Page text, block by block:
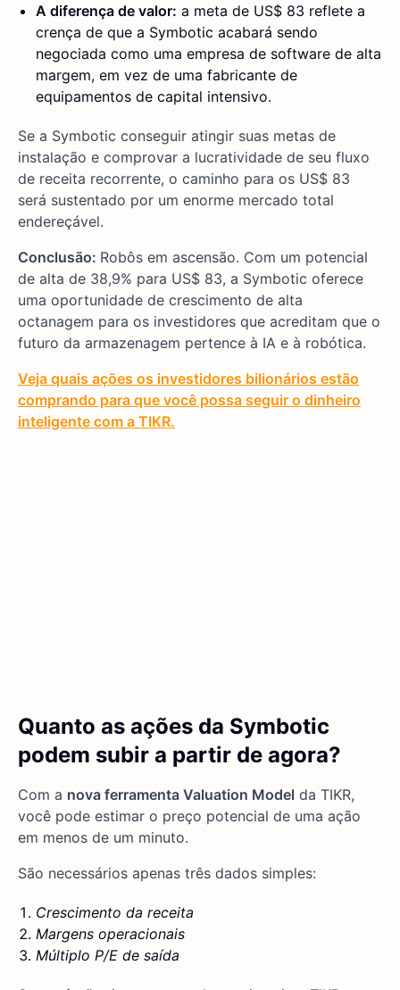
A diferença de valor: a meta de US$ 83 reflete a
crença de que a Symbotic acabará sendo
negociada como uma empresa de software de alta
margem, em vez de uma fabricante de
equipamentos de capital intensivo.
Se a Symbotic conseguir atingir suas metas de
instalação e comprovar a lucratividade de seu fluxo
de receita recorrente, o caminho para os US$ 83
será sustentado por um enorme mercado total
endereçável.
Conclusão: Robôs em ascensão. Com um potencial
de alta de 38,9% para US$ 83, a Symbotic oferece
uma oportunidade de crescimento de alta
octanagem para os investidores que acreditam que o
futuro da armazenagem pertence à IA e à robótica.
Veja quais ações os investidores bilionários estão
comprando para que você possa seguir o dinheiro
inteligente com a TIKR.
Quanto as ações da Symbotic
podem subir a partir de agora?
Com a nova ferramenta Valuation Model da TIKR,
você pode estimar o preço potencial de uma ação
em menos de um minuto.
São necessários apenas três dados simples:
Crescimento da receita
Margens operacionais
Múltiplo P/E de saída